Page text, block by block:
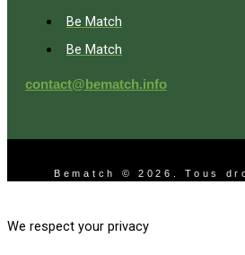
Be Match
Be Match
contact@bematch.info
Bematch © 2026. Tous
We respect your privacy